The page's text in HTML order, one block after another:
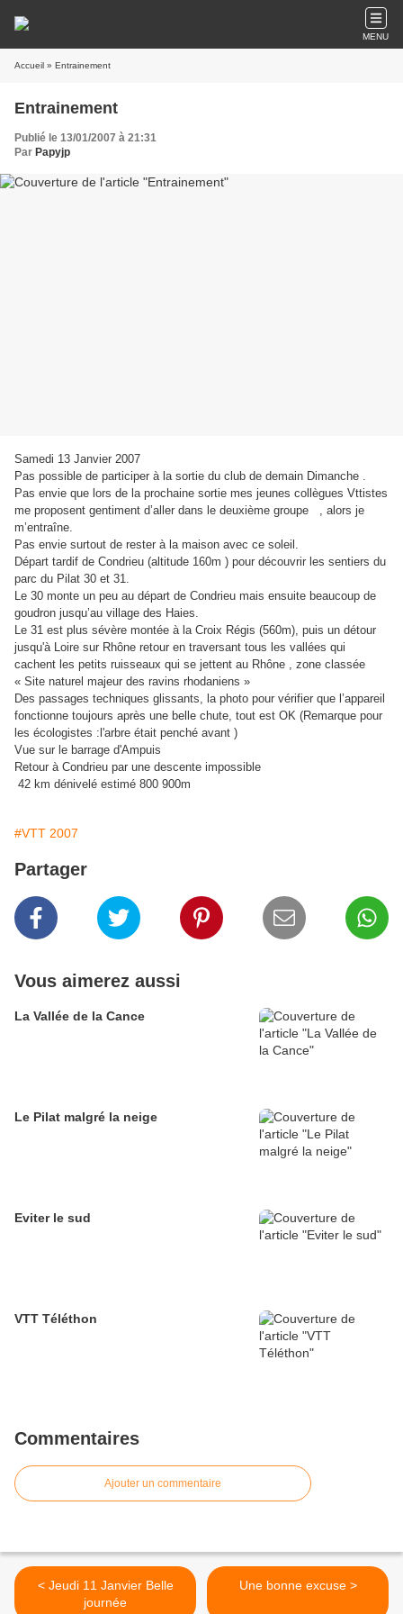
MENU
Accueil » Entrainement
Entrainement
Publié le 13/01/2007 à 21:31
Par Papyjp
Samedi 13 Janvier 2007
Pas possible de participer à la sortie du club de demain Dimanche .
Pas envie que lors de la prochaine sortie mes jeunes collègues Vttistes
me proposent gentiment d’aller dans le deuxième groupe , alors je
m’entraîne.
Pas envie surtout de rester à la maison avec ce soleil.
Départ tardif de Condrieu (altitude 160m ) pour découvrir les sentiers du
parc du Pilat 30 et 31.
Le 30 monte un peu au départ de Condrieu mais ensuite beaucoup de
goudron jusqu’au village des Haies.
Le 31 est plus sévère montée à la Croix Régis (560m), puis un détour
jusqu'à Loire sur Rhône retour en traversant tous les vallées qui
cachent les petits ruisseaux qui se jettent au Rhône , zone classée
« Site naturel majeur des ravins rhodaniens »
Des passages techniques glissants, la photo pour vérifier que l’appareil
fonctionne toujours après une belle chute, tout est OK (Remarque pour
les écologistes :l'arbre était penché avant )
Vue sur le barrage d'Ampuis
Retour à Condrieu par une descente impossible
42 km dénivelé estimé 800 900m
#VTT 2007
Partager
Vous aimerez aussi
La Vallée de la Cance
Le Pilat malgré la neige
Eviter le sud
VTT Téléthon
Commentaires
Ajouter un commentaire
< Jeudi 11 Janvier Belle
journée
Une bonne excuse >